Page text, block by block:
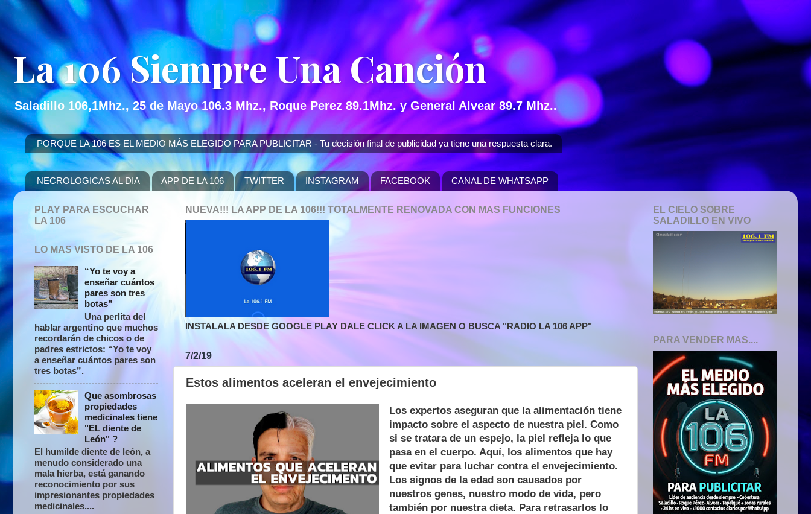
La 106 Siempre Una Canción
Saladillo 106,1Mhz., 25 de Mayo 106.3 Mhz., Roque Perez 89.1Mhz. y General Alvear 89.7 Mhz..
PORQUE LA 106 ES EL MEDIO MÁS ELEGIDO PARA PUBLICITAR - Tu decisión final de publicidad ya tiene una respuesta clara.
NECROLOGICAS AL DIA APP DE LA 106 TWITTER INSTAGRAM FACEBOOK CANAL DE WHATSAPP
NUEVA!!! LA APP DE LA 106!!! TOTALMENTE RENOVADA CON MAS FUNCIONES
INSTALALA DESDE GOOGLE PLAY DALE CLICK A LA IMAGEN O BUSCA "RADIO LA 106 APP"
7/2/19
Estos alimentos aceleran el envejecimiento
Los expertos aseguran que la alimentación tiene
impacto sobre el aspecto de nuestra piel. Como
si se tratara de un espejo, la piel refleja lo que
pasa en el cuerpo. Aquí, los alimentos que hay
que evitar para luchar contra el envejecimiento.
Los signos de la edad son causados por
nuestros genes, nuestro modo de vida, pero
también por nuestra dieta. Para retrasarlos lo
PLAY PARA ESCUCHAR
LA 106
LO MAS VISTO DE LA 106
“Yo te voy a
enseñar cuántos
pares son tres
botas”
Una perlita del
hablar argentino que muchos
recordarán de chicos o de
padres estrictos: “Yo te voy
a enseñar cuántos pares son
tres botas”.
Que asombrosas
propiedades
medicinales tiene
"EL diente de
León" ?
El humilde diente de león, a
menudo considerado una
mala hierba, está ganando
reconocimiento por sus
impresionantes propiedades
medicinales....
EL CIELO SOBRE
SALADILLO EN VIVO
PARA VENDER MAS....